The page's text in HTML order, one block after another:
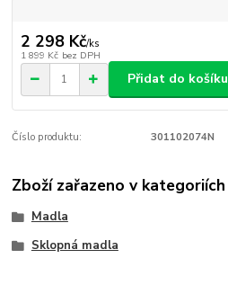
2 298 Kč/ks
1 899 Kč bez DPH
Přidat do košíku
Číslo produktu: 301102074N
Zboží zařazeno v kategoriích
Madla
Sklopná madla